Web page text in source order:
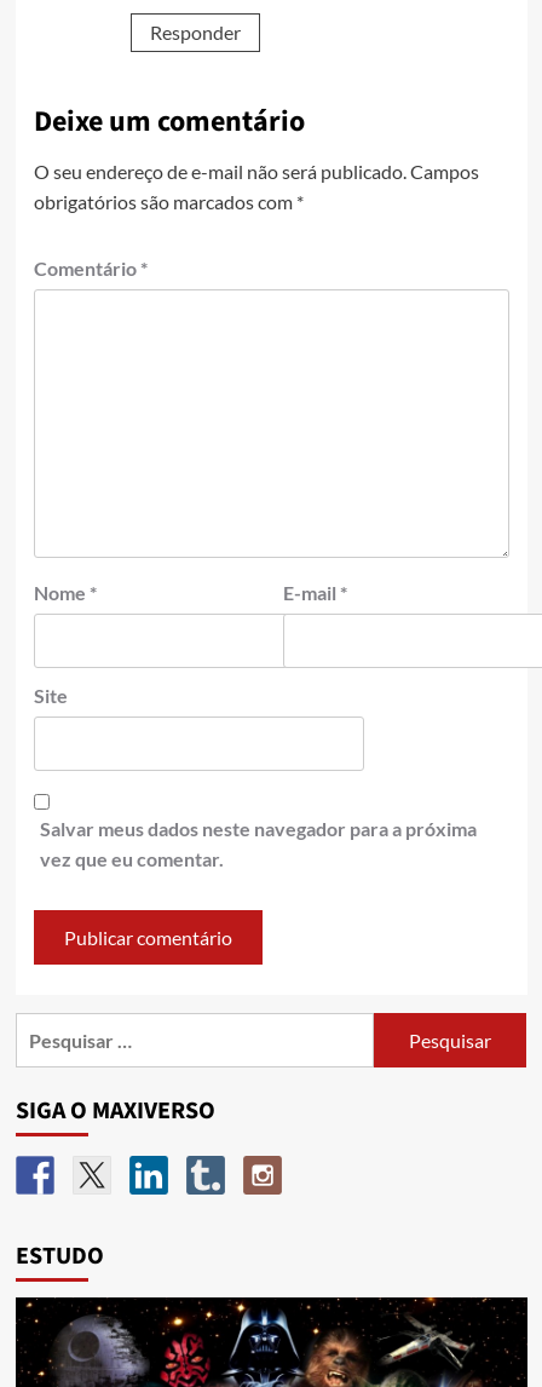
Responder
Deixe um comentário
O seu endereço de e-mail não será publicado.Campos
obrigatórios são marcados com *
Comentário *
Nome * E-mail *
Site
Salvar meus dados neste navegador para a próxima
vez que eu comentar.
SIGA O MAXIVERSO
ESTUDO